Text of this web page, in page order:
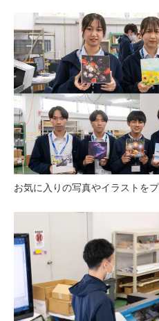
お気に入りの写真やイラストを